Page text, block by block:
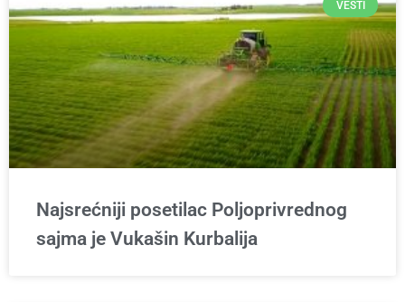
VESTI
Najsrećniji posetilac Poljoprivrednog
sajma je Vukašin Kurbalija